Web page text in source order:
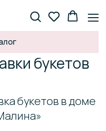
букетов
букетов в доме